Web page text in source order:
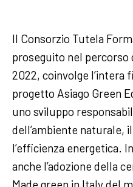
Il Consorzio Tutela
proseguito nel percorso
2022, coinvolge l’intera
progetto Asiago Green
uno sviluppo
dell’ambiente naturale,
l’efficienza energetica.
anche l’adozione della
Made green in Italy del